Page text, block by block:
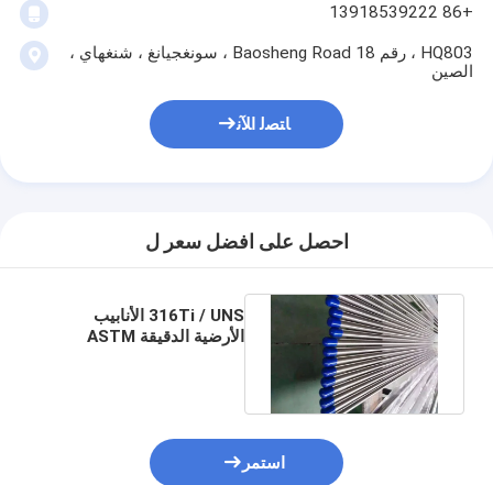
+86 13918539222
HQ803 ، رقم 18 Baosheng Road ، سونغجيانغ ، شنغهاي ،
الصين
ﺎﺘﺼﻟ ﺍﻶﻧ
احصل على افضل سعر ل
316Ti / UNS الأنابيب
الأرضية الدقيقة ASTM
استمر